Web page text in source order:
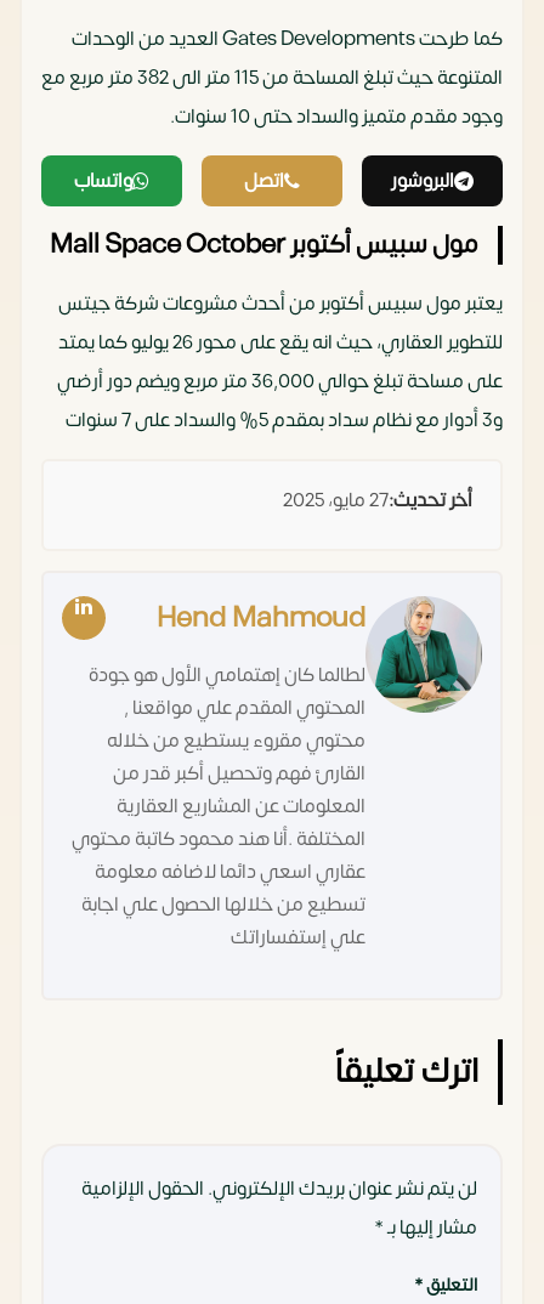
كما طرحت Gates Developments العديد من الوحدات
المتنوعة حيث تبلغ المساحة من 115 متر الى 382 متر مربع مع
وجود مقدم متميز والسداد حتى 10 سنوات.
البروشور اتصل واتساب
مول سبيس أكتوبر Mall Space October
يعتبر مول سبيس أكتوبر من أحدث مشروعات شركة جيتس
للتطوير العقاري، حيث انه يقع على محور 26 يوليو كما يمتد
على مساحة تبلغ حوالي 36,000 متر مربع ويضم دور أرضي
و3 أدوار مع نظام سداد بمقدم 5% والسداد على 7 سنوات
أخر تحديث:27 مايو، 2025
Hend Mahmoud
لطالما كان إهتمامي الأول هو جودة
المحتوي المقدم علي مواقعنا ,
محتوي مقروء يستطيع من خلاله
القارئ فهم وتحصيل أكبر قدر من
المعلومات عن المشاريع العقارية
المختلفة .أنا هند محمود كاتبة محتوي
عقاري اسعي دائما لاضافه معلومة
تسطيع من خلالها الحصول علي اجابة
علي إستفساراتك
اترك تعليقاً
لن يتم نشر عنوان بريدك الإلكتروني.الحقول الإلزامية
مشار إليها بـ*
التعليق*